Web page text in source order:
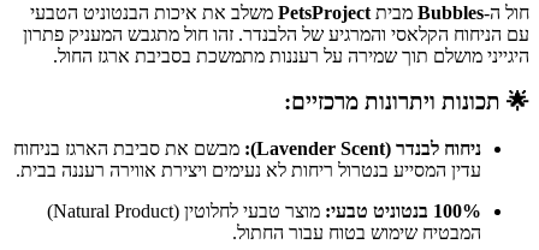
חול ה-Bubbles מבית PetsProject משלב את איכות הבנטוניט הטבעי
עם הניחוח הקלאסי והמרגיע של הלבנדר. זהו חול מתגבש המעניק פתרון
היגייני מושלם תוך שמירה על רעננות מתמשכת בסביבת ארגז החול.
🌟 תכונות ויתרונות מרכזיים:
ניחוח לבנדר (Lavender Scent):
מבשם את סביבת הארגז בניחוח
עדין המסייע בנטרול ריחות לא נעימים ויצירת אווירה רעננה בבית.
100% בנטוניט טבעי:
מוצר טבעי לחלוטין (Natural Product)
המבטיח שימוש בטוח עבור החתול.